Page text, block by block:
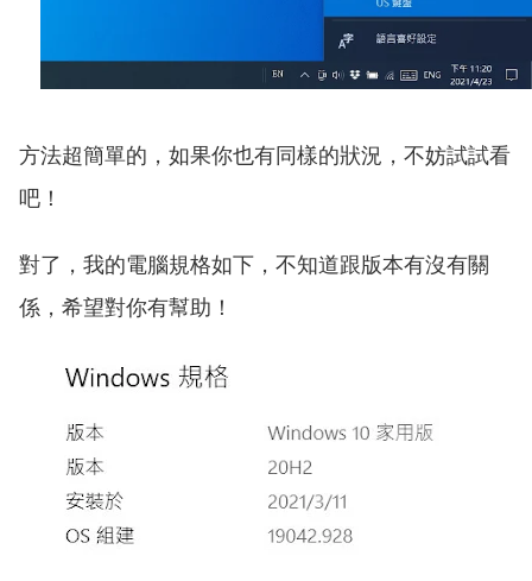
方法超簡單的，如果你也有同樣的狀況，不妨試試看
吧！
對了，我的電腦規格如下，不知道跟版本有沒有關
係，希望對你有幫助！